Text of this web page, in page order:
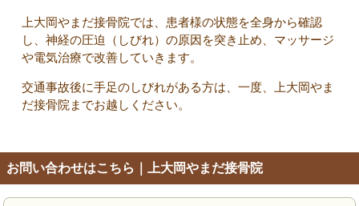
上大岡やまだ接骨院では、患者様の状態を全身から確認
し、神経の圧迫（しびれ）の原因を突き止め、マッサージ
や電気治療で改善していきます。
交通事故後に手足のしびれがある方は、一度、上大岡やま
だ接骨院までお越しください。
お問い合わせはこちら｜上大岡やまだ接骨院